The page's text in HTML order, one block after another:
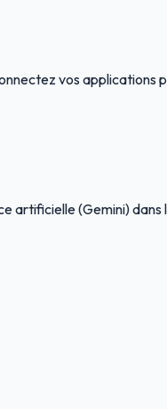
vos applications
artificielle (Gemini) dans